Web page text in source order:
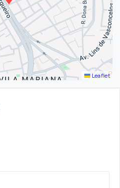
Leaflet